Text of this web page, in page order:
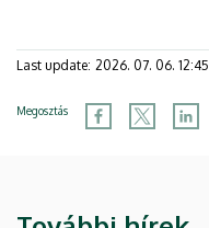
Last update: 2026. 07. 06. 12:45
Megosztás